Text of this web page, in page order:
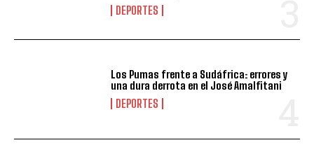
DEPORTES
Los Pumas frente a Sudáfrica: errores y
una dura derrota en el José Amalfitani
DEPORTES